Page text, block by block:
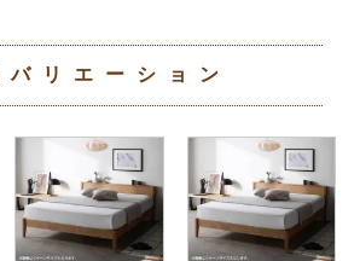
オーク材 天然木す
のこベッド
オーク材 天然木す
のこベッド